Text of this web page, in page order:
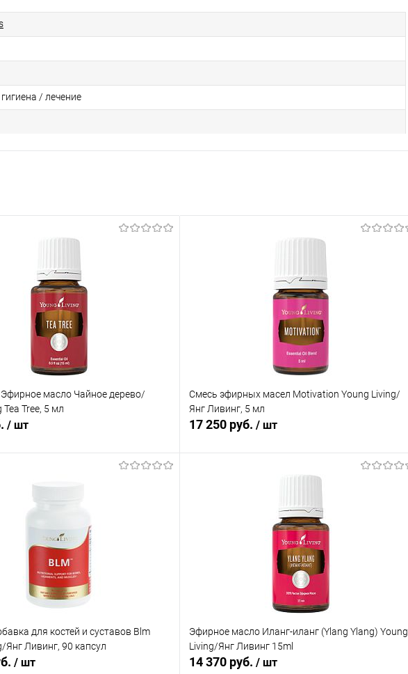
/ лечение
масло Чайное дерево/
Tree, 5 мл
/ шт
В наличии
Смесь эфирных масел Motivation Young Living/
Янг Ливинг, 5 мл
17 250 руб. / шт
В корзину
для костей и суставов Blm
Янг Ливинг, 90 капсул
/ шт
Эфирное масло Иланг-иланг (Ylang Ylang) Young
Living/Янг Ливинг 15ml
14 370 руб. / шт